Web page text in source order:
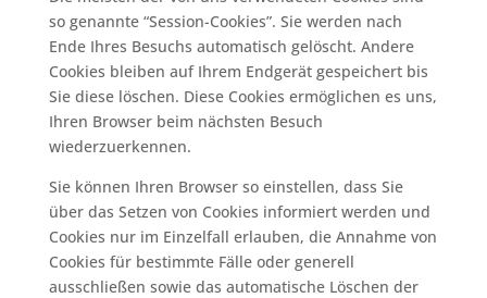
so genannte “Session-Cookies”. Sie werden nach
Ende Ihres Besuchs automatisch gelöscht. Andere
Cookies bleiben auf Ihrem Endgerät gespeichert bis
Sie diese löschen. Diese Cookies ermöglichen es uns,
Ihren Browser beim nächsten Besuch
wiederzuerkennen.
Sie können Ihren Browser so einstellen, dass Sie
über das Setzen von Cookies informiert werden und
Cookies nur im Einzelfall erlauben, die Annahme von
Cookies für bestimmte Fälle oder generell
ausschließen sowie das automatische Löschen der